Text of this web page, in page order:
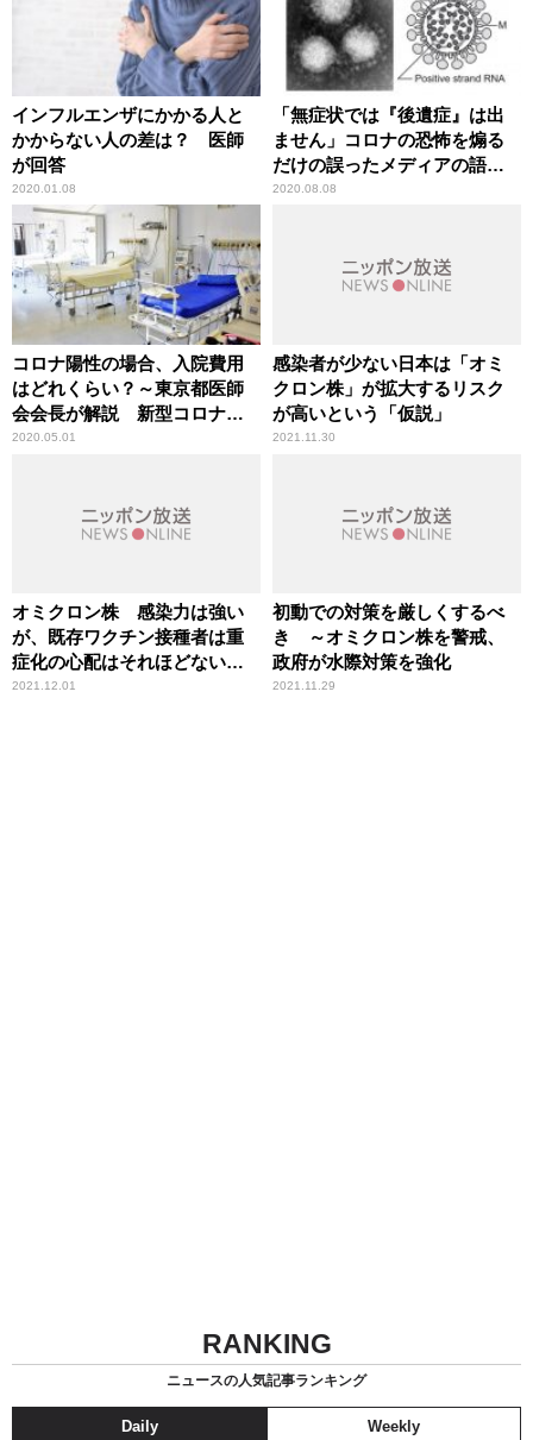
インフルエンザにかかる人と
かからない人の差は？ 医師
が回答
2020.01.08
「無症状では『後遺症』は出
ません」コロナの恐怖を煽る
だけの誤ったメディアの語法
に辛坊治郎が異議
2020.08.08
コロナ陽性の場合、入院費用
はどれくらい？～東京都医師
会会長が解説 新型コロナウ
イルス感染症
2020.05.01
感染者が少ない日本は「オミ
クロン株」が拡大するリスク
が高いという「仮説」
2021.11.30
オミクロン株 感染力は強い
が、既存ワクチン接種者は重
症化の心配はそれほどないと
の指摘
2021.12.01
初動での対策を厳しくするべ
き ～オミクロン株を警戒、
政府が水際対策を強化
2021.11.29
RANKING
ニュースの人気記事ランキング
Daily Weekly